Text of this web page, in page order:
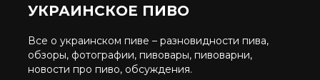
УКРАИНСКОЕ ПИВО
Все о украинском пиве – разновидности пива,
обзоры, фотографии, пивовары, пивоварни,
новости про пиво, обсуждения.